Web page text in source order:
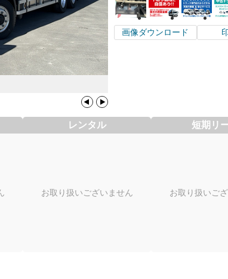
画像ダウンロード
レンタル
お取り扱いございません
短期リ
お取り扱いご